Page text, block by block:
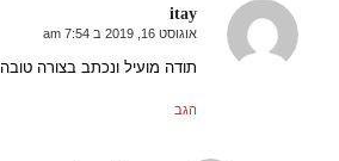
itay
אומר:
אוגוסט 16, 2019 ב 7:54 am
תודה מועיל ונכתב בצורה טובה
הגב